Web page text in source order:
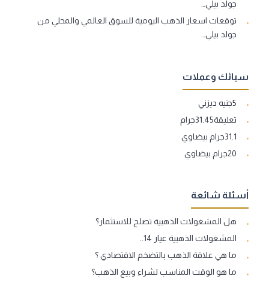
جولد بيلي…
توقعات اسعار الذهب اليومية للسوق العالمي والمحلي من
جولد بيلي…
سبائك وعملات
5جنيه ديزني
تعليقة31.45جرام
31.1جرام بيضاوي
20جرام بيضاوي
أسئلة شائعة
هل المشغولات الذهبية تصلح للاستثمار؟
المشغولات الذهبية عيار 14..
ما هي علاقة الذهب بالتضخم الاقتصادي ؟
ما هو الوقت المناسب لشراء وبيع الذهب؟